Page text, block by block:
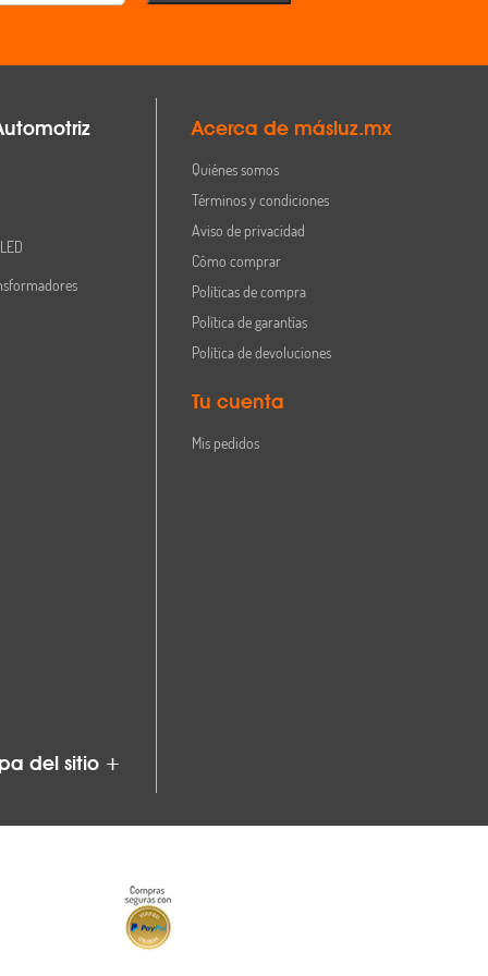
del sitio +
Acerca de másluz.mx
Quiénes somos
Términos y condiciones
Aviso de privacidad
Cómo comprar
Políticas de compra
Política de garantías
Política de devoluciones
Tu cuenta
Mis pedidos